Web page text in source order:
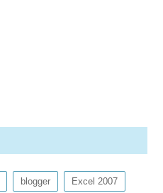
blogger Excel 2007